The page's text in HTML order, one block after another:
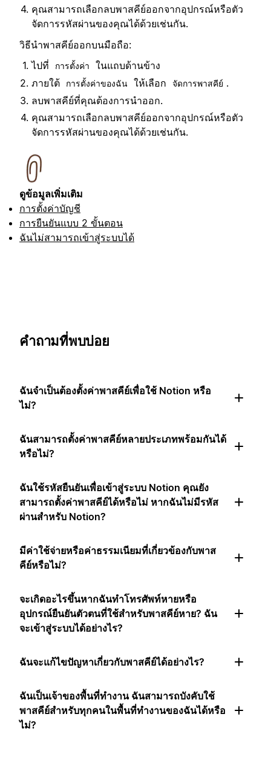
คุณสามารถเลือกลบพาสคีย์ออกจากอุปกรณ์หรือตัว
จัดการรหัสผ่านของคุณได้ด้วยเช่นกัน.
วิธีนำพาสคีย์ออกบนมือถือ:
ไปที่
การตั้งค่า
ในแถบด้านข้าง
ภายใต้
การตั้งค่าของฉัน ให้เลือก จัดการพาสคีย์ .
ลบพาสคีย์ที่คุณต้องการนำออก.
คุณสามารถเลือกลบพาสคีย์ออกจากอุปกรณ์หรือตัว
จัดการรหัสผ่านของคุณได้ด้วยเช่นกัน.
ดูข้อมูลเพิ่มเติม
การตั้งค่าบัญชี
การยืนยันแบบ 2 ขั้นตอน
ฉันไม่สามารถเข้าสู่ระบบได้
คำถามที่พบบ่อย
ฉันจำเป็นต้องตั้งค่าพาสคีย์เพื่อใช้ Notion หรือ
ไม่?
ฉันสามารถตั้งค่าพาสคีย์หลายประเภทพร้อมกันได้
หรือไม่?
ฉันใช้รหัสยืนยันเพื่อเข้าสู่ระบบ Notion คุณยัง
สามารถตั้งค่าพาสคีย์ได้หรือไม่ หากฉันไม่มีรหัส
ผ่านสำหรับ Notion?
มีค่าใช้จ่ายหรือค่าธรรมเนียมที่เกี่ยวข้องกับพาส
คีย์หรือไม่?
จะเกิดอะไรขึ้นหากฉันทำโทรศัพท์หายหรือ
อุปกรณ์ยืนยันตัวตนที่ใช้สำหรับพาสคีย์หาย? ฉัน
จะเข้าสู่ระบบได้อย่างไร?
ฉันจะแก้ไขปัญหาเกี่ยวกับพาสคีย์ได้อย่างไร?
ฉันเป็นเจ้าของพื้นที่ทำงาน ฉันสามารถบังคับใช้
พาสคีย์สำหรับทุกคนในพื้นที่ทำงานของฉันได้หรือ
ไม่?